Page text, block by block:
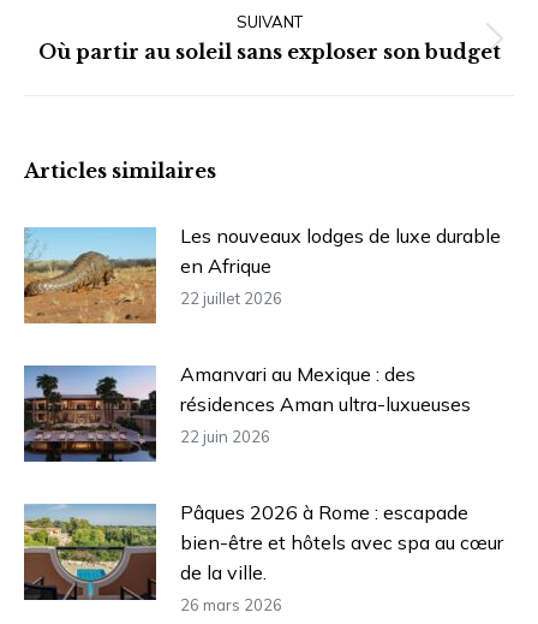
:
SUIVANT
Article
Où partir au soleil sans exploser son budget
Articles similaires
Les nouveaux lodges de luxe durable
en Afrique
22 juillet 2026
Amanvari au Mexique : des
résidences Aman ultra-luxueuses
22 juin 2026
Pâques 2026 à Rome : escapade
bien-être et hôtels avec spa au cœur
de la ville.
26 mars 2026